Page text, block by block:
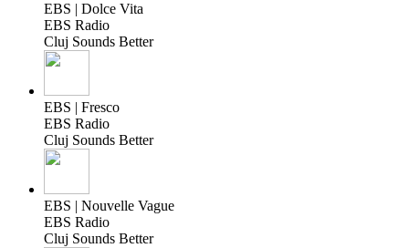
EBS | Dolce Vita
EBS Radio
Cluj Sounds Better
EBS | Fresco
EBS Radio
Cluj Sounds Better
EBS | Nouvelle Vague
EBS Radio
Cluj Sounds Better